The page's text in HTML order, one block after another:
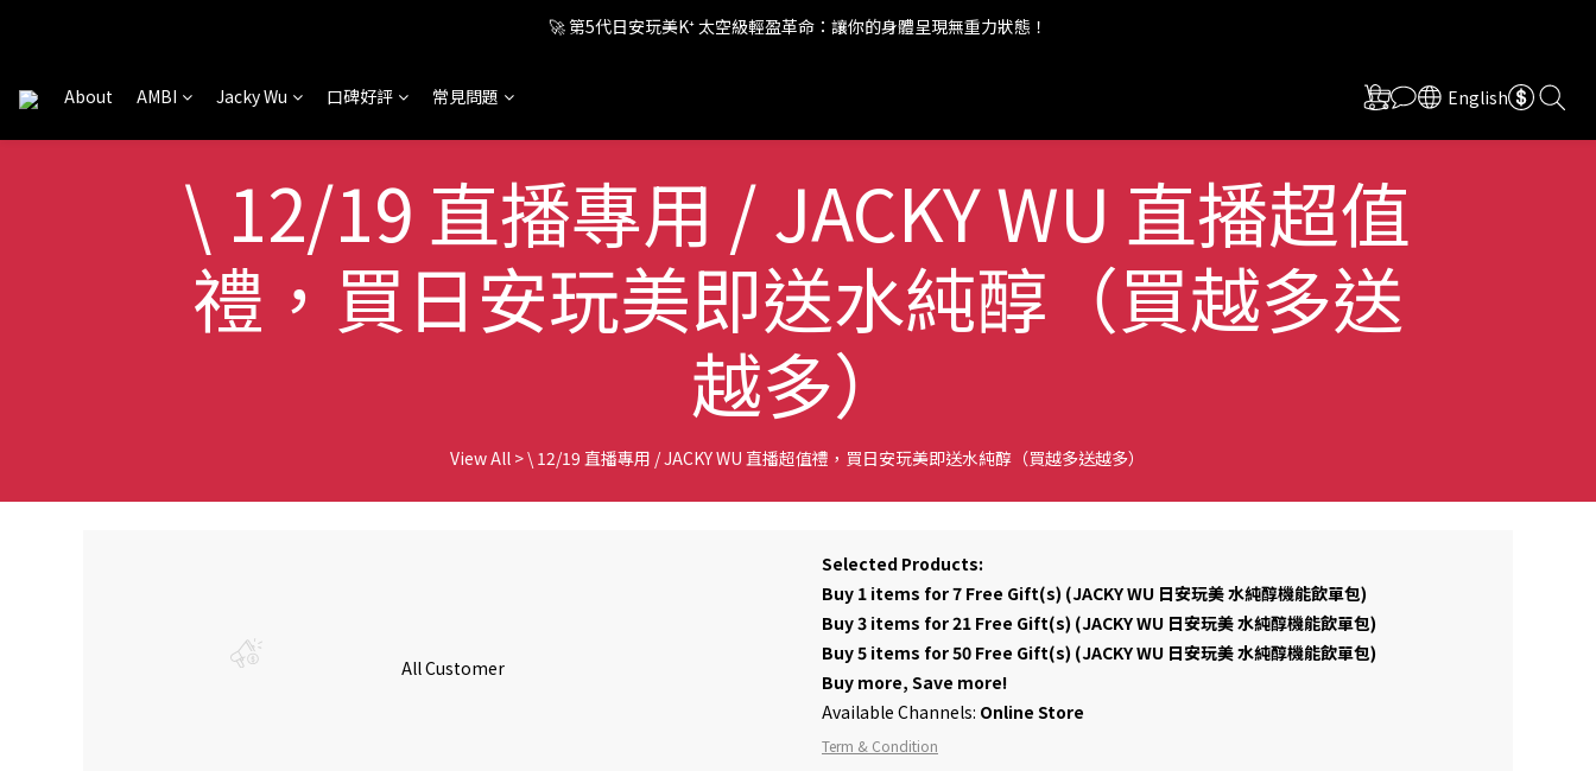
🚀 第5代日安玩美K⁺ 太空級輕盈革命：讓你的身體呈現無重力狀態！
🚀 第5代日安玩美K⁺ 太空級輕盈革命：讓你的身體呈現無重力狀態！
About AMBI Jacky Wu 口碑好評 常見問題 English
\ 12/19 直播專用 / JACKY WU 直播超值
禮，買日安玩美即送水純醇（買越多送
越多）
View All >\ 12/19 直播專用 / JACKY WU 直播超值禮，買日安玩美即送水純醇（買越多送越多）
All Customer
Selected Products:
Buy 1 items for 7 Free Gift(s) (JACKY WU 日安玩美 水純醇機能飲單包)
Buy 3 items for 21 Free Gift(s) (JACKY WU 日安玩美 水純醇機能飲單包)
Buy 5 items for 50 Free Gift(s) (JACKY WU 日安玩美 水純醇機能飲單包)
Buy more, Save more!
Available Channels: Online Store
Term & Condition